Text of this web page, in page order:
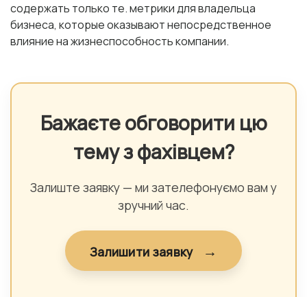
содержать только те.метрики для владельца
бизнеса, которые оказывают непосредственное
влияние на жизнеспособность компании.
Бажаєте обговорити цю
тему з фахівцем?
Залиште заявку — ми зателефонуємо вам у
зручний час.
Залишити заявку →